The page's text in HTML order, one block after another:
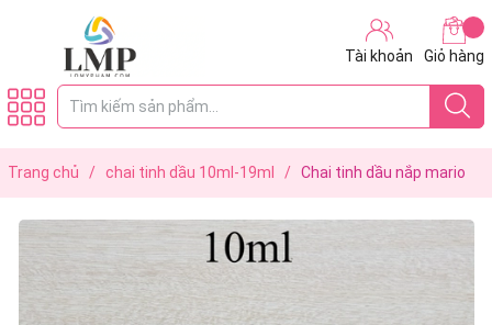
Tài khoản Giỏ hàng
Trang chủ / chai tinh dầu 10ml-19ml / Chai tinh dầu nắp mario
10ml